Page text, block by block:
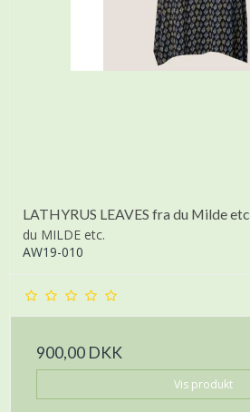
LATHYRUS LEAVES fra du Milde etc
du MILDE etc.
AW19-010
900,00 DKK
Vis produkt